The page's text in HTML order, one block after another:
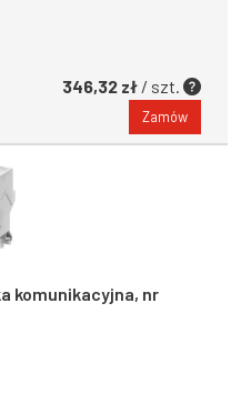
346,32 zł / szt.
Zamów
komunikacyjna, nr